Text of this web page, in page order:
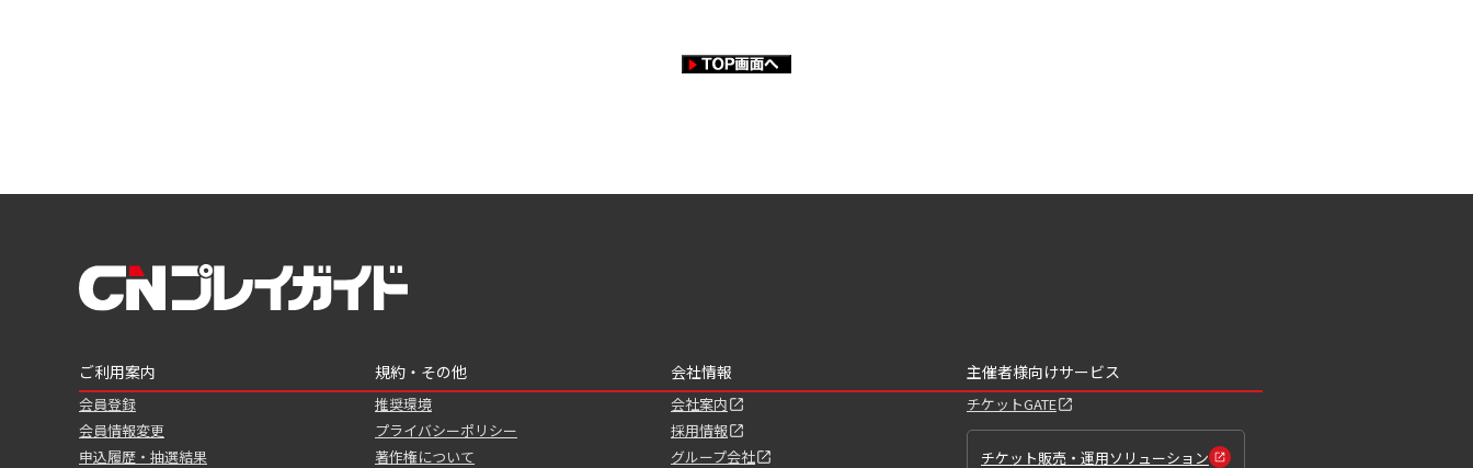
ご利用案内
会員登録
会員情報変更
申込履歴・抽選結果
規約・その他
推奨環境
プライバシーポリシー
著作権について
会社情報
会社案内
採用情報
グループ会社
主催者様向けサービス
チケットGATE
チケット販売・運用ソリューション